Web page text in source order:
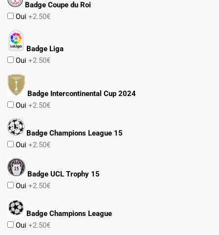
Badge Coupe du Roi
Oui +2.50€
Badge Liga
Oui +2.50€
Badge Intercontinental Cup 2024
Oui +2.50€
Badge Champions League 15
Oui +2.50€
Badge UCL Trophy 15
Oui +2.50€
Badge Champions League
Oui +2.50€